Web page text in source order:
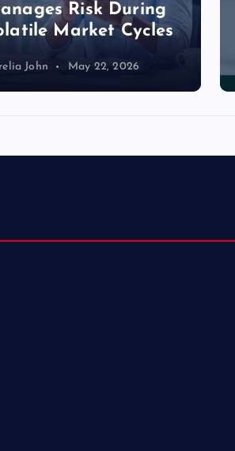
Risk During
Market Cycles
John May 22, 2026